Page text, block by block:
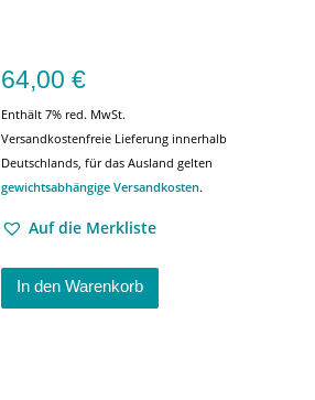
64,00 €
Enthält 7% red. MwSt.
Versandkostenfreie Lieferung innerhalb
Deutschlands, für das Ausland gelten
gewichtsabhängige Versandkosten.
Auf die Merkliste
In den Warenkorb